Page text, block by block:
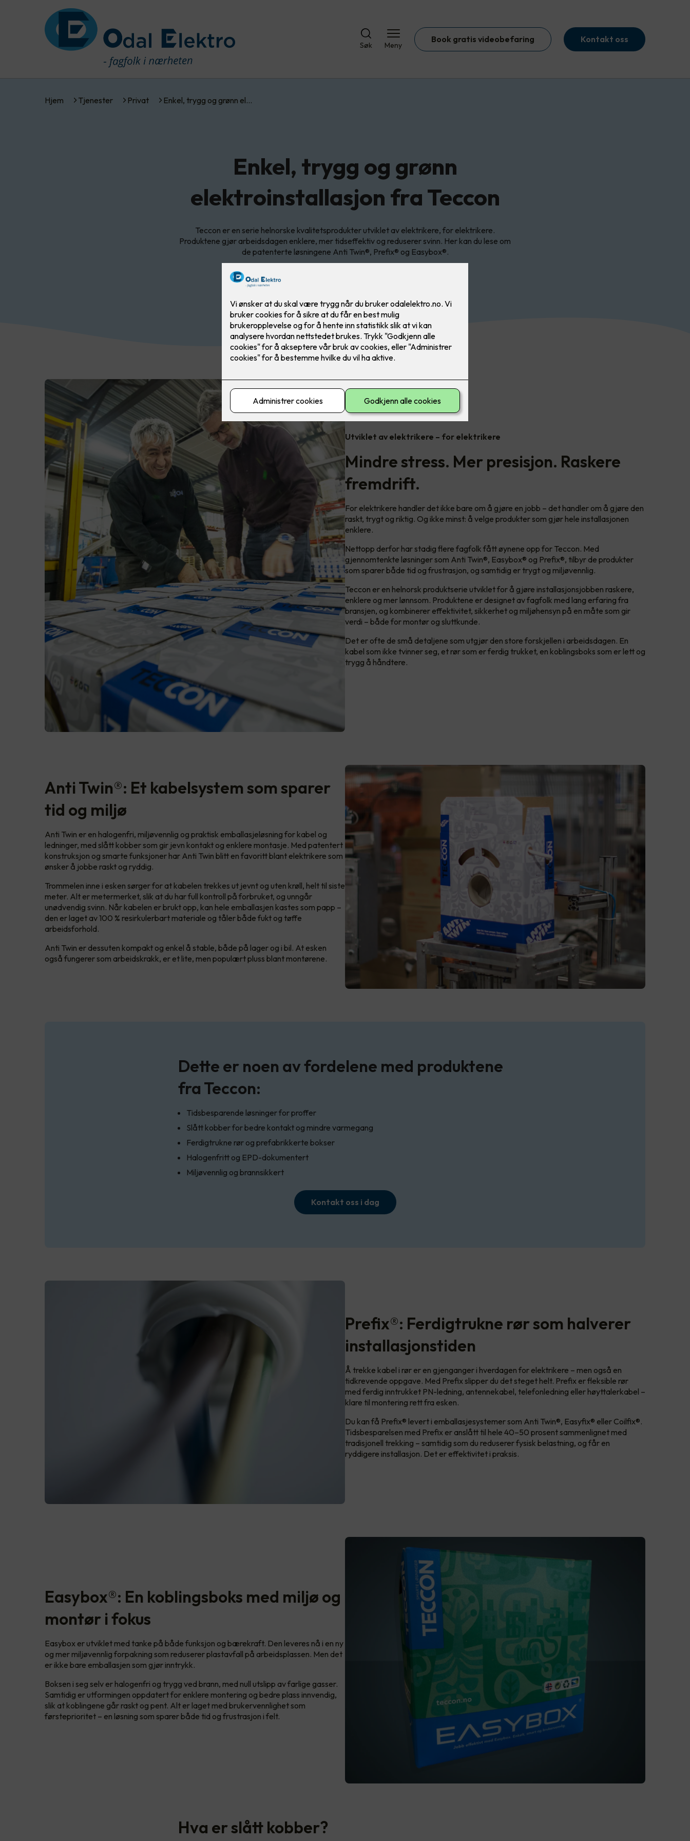
Søk Meny
Book gratis videobefaring Kontakt oss
Hjem Tjenester Privat Enkel, trygg og grønn el…
Enkel, trygg og grønn
elektroinstallasjon fra Teccon
Teccon er en serie helnorske kvalitetsprodukter utviklet av elektrikere, for elektrikere.
Produktene gjør arbeidsdagen enklere, mer tidseffektiv og reduserer svinn. Her kan du lese om
de patenterte løsningene Anti Twin®, Prefix® og Easybox®.
Utviklet av elektrikere – for elektrikere
Mindre stress. Mer presisjon. Raskere
fremdrift.
For elektrikere handler det ikke bare om å gjøre en jobb – det handler om å gjøre den
raskt, trygt og riktig. Og ikke minst: å velge produkter som gjør hele installasjonen
enklere.
Nettopp derfor har stadig flere fagfolk fått øynene opp for Teccon. Med
gjennomtenkte løsninger som Anti Twin®, Easybox® og Prefix®, tilbyr de produkter
som sparer både tid og frustrasjon, og samtidig er trygt og miljøvennlig.
Teccon er en helnorsk produktserie utviklet for å gjøre installasjonsjobben raskere,
enklere og mer lønnsom. Produktene er designet av fagfolk med lang erfaring fra
bransjen, og kombinerer effektivitet, sikkerhet og miljøhensyn på en måte som gir
verdi – både for montør og sluttkunde.
Det er ofte de små detaljene som utgjør den store forskjellen i arbeidsdagen. En
kabel som ikke tvinner seg, et rør som er ferdig trukket, en koblingsboks som er lett og
trygg å håndtere.
Anti Twin®: Et kabelsystem som sparer
tid og miljø
Anti Twin er en halogenfri, miljøvennlig og praktisk emballasjeløsning for kabel og
ledninger, med slått kobber som gir jevn kontakt og enklere montasje. Med patentert
konstruksjon og smarte funksjoner har Anti Twin blitt en favoritt blant elektrikere som
ønsker å jobbe raskt og ryddig.
Trommelen inne i esken sørger for at kabelen trekkes ut jevnt og uten krøll, helt til siste
meter. Alt er metermerket, slik at du har full kontroll på forbruket, og unngår
unødvendig svinn. Når kabelen er brukt opp, kan hele emballasjen kastes som papp –
den er laget av 100 % resirkulerbart materiale og tåler både fukt og tøffe
arbeidsforhold.
Anti Twin er dessuten kompakt og enkel å stable, både på lager og i bil. At esken
også fungerer som arbeidskrakk, er et lite, men populært pluss blant montørene.
Dette er noen av fordelene med produktene
fra Teccon:
Tidsbesparende løsninger for proffer
Slått kobber for bedre kontakt og mindre varmegang
Ferdigtrukne rør og prefabrikkerte bokser
Halogenfritt og EPD-dokumentert
Miljøvennlig og brannsikkert
Kontakt oss i dag
Prefix®: Ferdigtrukne rør som halverer
installasjonstiden
Å trekke kabel i rør er en gjenganger i hverdagen for elektrikere – men også en
tidkrevende oppgave. Med Prefix slipper du det steget helt. Prefix er fleksible rør
med ferdig inntrukket PN-ledning, antennekabel, telefonledning eller høyttalerkabel –
klare til montering rett fra esken.
Du kan få Prefix® levert i emballasjesystemer som Anti Twin®, Easyfix® eller Coilfix®.
Tidsbesparelsen med Prefix er anslått til hele 40–50 prosent sammenlignet med
tradisjonell trekking – samtidig som du reduserer fysisk belastning, og får en
ryddigere installasjon. Det er effektivitet i praksis.
Easybox®: En koblingsboks med miljø og
montør i fokus
Easybox er utviklet med tanke på både funksjon og bærekraft. Den leveres nå i en ny
og mer miljøvennlig forpakning som reduserer plastavfall på arbeidsplassen. Men det
er ikke bare emballasjen som gjør inntrykk.
Boksen i seg selv er halogenfri og trygg ved brann, med null utslipp av farlige gasser.
Samtidig er utformingen oppdatert for enklere montering og bedre plass innvendig,
slik at koblingene går raskt og pent. Alt er laget med brukervennlighet som
førsteprioritet – en løsning som sparer både tid og frustrasjon i felt.
Hva er slått kobber?